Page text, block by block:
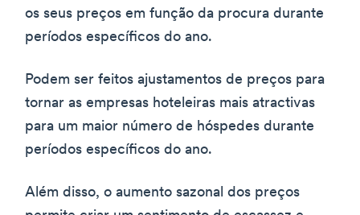
os seus preços em função da procura durante
períodos específicos do ano.
Podem ser feitos ajustamentos de preços para
tornar as empresas hoteleiras mais atractivas
para um maior número de hóspedes durante
períodos específicos do ano.
Além disso, o aumento sazonal dos preços